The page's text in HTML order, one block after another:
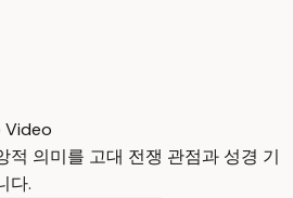
Video
적 의미를 고대 전쟁 관점과 성경 기
다.